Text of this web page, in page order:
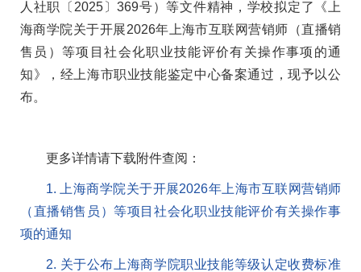
人社职〔2025〕369号）等文件精神，学校拟定了《上
海商学院关于开展2026年上海市互联网营销师（直播销
售员）等项目社会化职业技能评价有关操作事项的通
知》，经上海市职业技能鉴定中心备案通过，现予以公
布。
更多详情请下载附件查阅：
1. 上海商学院关于开展2026年上海市互联网营销师
（直播销售员）等项目社会化职业技能评价有关操作事
项的通知
2. 关于公布上海商学院职业技能等级认定收费标准